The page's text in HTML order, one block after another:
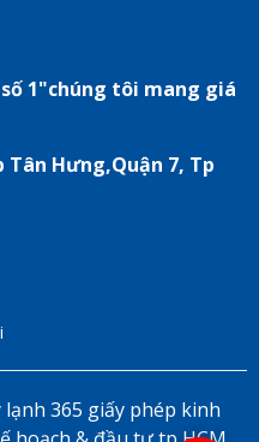
1"chúng tôi mang giá
Tân Hưng,Quận 7, Tp
365 giấy phép kinh